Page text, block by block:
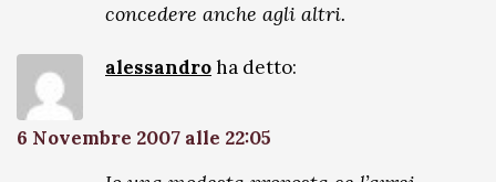
concedere anche agli altri.
alessandroha detto:
6 Novembre 2007 alle 22:05